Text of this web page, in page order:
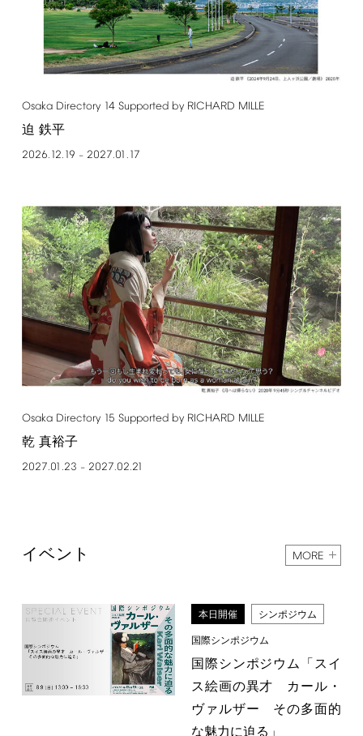
Osaka Directory 14 Supported by RICHARD MILLE
迫 鉄平
2026.12.19 – 2027.01.17
Osaka Directory 15 Supported by RICHARD MILLE
乾 真裕子
2027.01.23 – 2027.02.21
イベント MORE
本日開催 シンポジウム
国際シンポジウム
国際シンポジウム「スイ
ス絵画の異才 カール・
ヴァルザー その多面的
な魅力に迫る」